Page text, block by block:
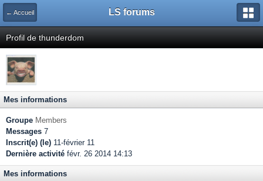
← Accueil LS forums
Profil de thunderdom
Mes informations
Groupe Members
Messages 7
Inscrit(e) (le) 11-février 11
Dernière activité févr. 26 2014 14:13
Mes informations